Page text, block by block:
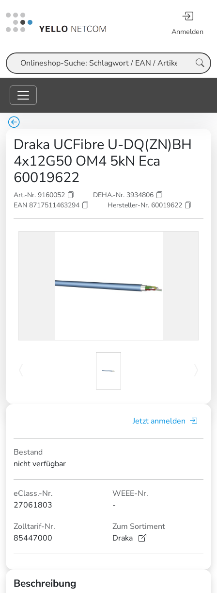
Anmelden
Suche
Draka UCFibre U-DQ(ZN)BH
4x12G50 OM4 5kN Eca
60019622
Art.-Nr. 9160052
DEHA.-Nr. 3934806
EAN 8717511463294
Hersteller-Nr. 60019622
Jetzt anmelden
Bestand
nicht verfügbar
eClass.-Nr.
27061803
WEEE-Nr.
-
Zolltarif-Nr.
85447000
Zum Sortiment
Draka
Beschreibung